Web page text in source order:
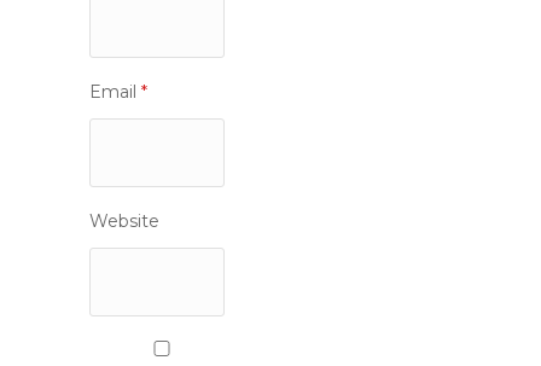
Email *
Website